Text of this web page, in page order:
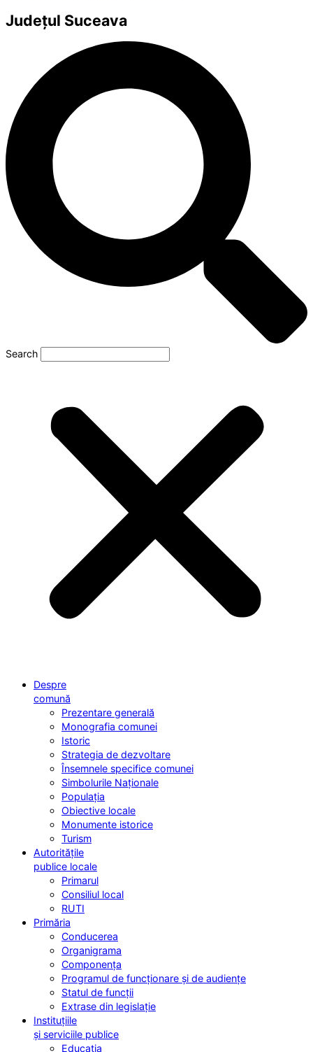
Județul Suceava
Search
Despre
comună
Prezentare generală
Monografia comunei
Istoric
Strategia de dezvoltare
Însemnele specifice comunei
Simbolurile Naționale
Populația
Obiective locale
Monumente istorice
Turism
Autoritățile
publice locale
Primarul
Consiliul local
RUTI
Primăria
Conducerea
Organigrama
Componența
Programul de funcționare și de audiențe
Statul de funcții
Extrase din legislație
Instituțiile
și serviciile publice
Educația